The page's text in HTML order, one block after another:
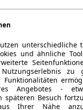
mit Faltdach
unterschiedliche
und ähnliche
zu
Funktionalitäten
Angebotes -
späteren Besuch
Ihrer Nähe